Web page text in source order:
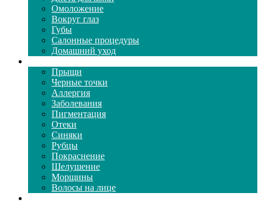
Омоложение
Вокруг глаз
Губы
Салонные процедуры
Домашний уход
Прыщи
Черные точки
Аллергия
Заболевания
Пигментация
Отеки
Синяки
Рубцы
Покраснение
Шелушение
Морщины
Волосы на лице